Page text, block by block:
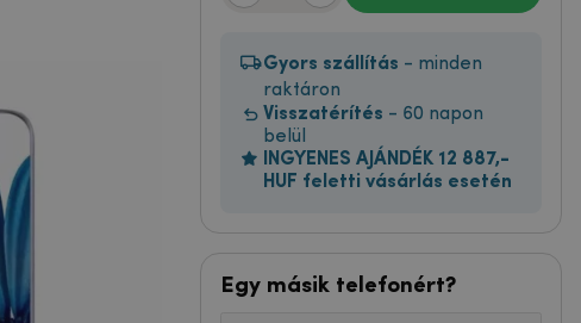
Gyors szállítás - minden
raktáron
Visszatérítés - 60 napon
belül
INGYENES AJÁNDÉK 12 887,-
HUF feletti vásárlás esetén
Egy másik telefonért?